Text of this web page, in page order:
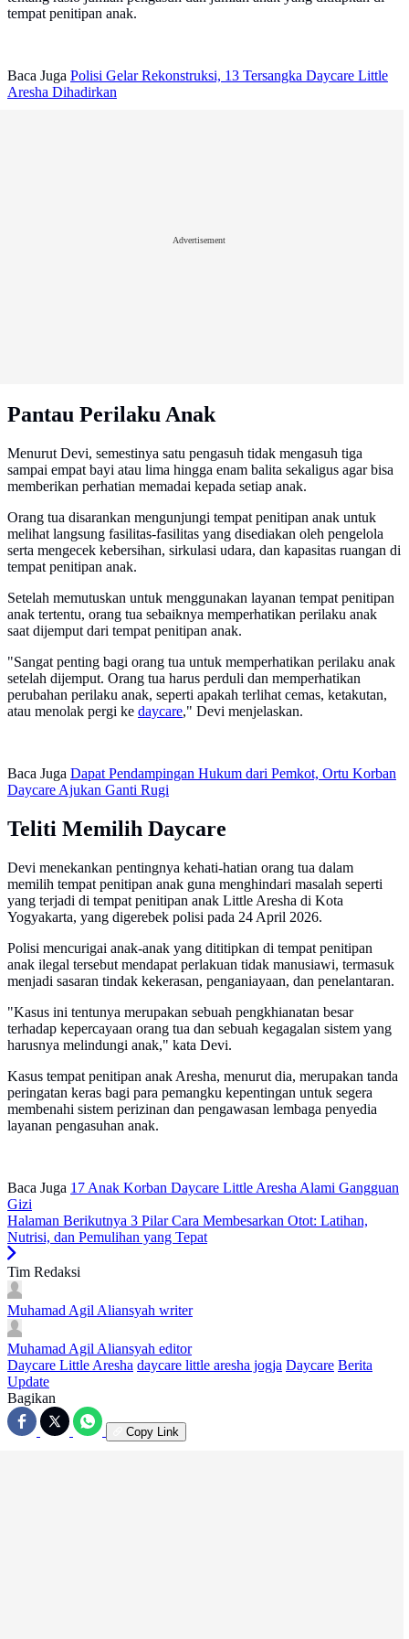
tempat penitipan anak.
Baca Juga Polisi Gelar Rekonstruksi, 13 Tersangka Daycare Little
Aresha Dihadirkan
Advertisement
Pantau Perilaku Anak
Menurut Devi, semestinya satu pengasuh tidak mengasuh tiga
sampai empat bayi atau lima hingga enam balita sekaligus agar bisa
memberikan perhatian memadai kepada setiap anak.
Orang tua disarankan mengunjungi tempat penitipan anak untuk
melihat langsung fasilitas-fasilitas yang disediakan oleh pengelola
serta mengecek kebersihan, sirkulasi udara, dan kapasitas ruangan di
tempat penitipan anak.
Setelah memutuskan untuk menggunakan layanan tempat penitipan
anak tertentu, orang tua sebaiknya memperhatikan perilaku anak
saat dijemput dari tempat penitipan anak.
"Sangat penting bagi orang tua untuk memperhatikan perilaku anak
setelah dijemput. Orang tua harus perduli dan memperhatikan
perubahan perilaku anak, seperti apakah terlihat cemas, ketakutan,
atau menolak pergi ke daycare," Devi menjelaskan.
Baca Juga Dapat Pendampingan Hukum dari Pemkot, Ortu Korban
Daycare Ajukan Ganti Rugi
Teliti Memilih Daycare
Devi menekankan pentingnya kehati-hatian orang tua dalam
memilih tempat penitipan anak guna menghindari masalah seperti
yang terjadi di tempat penitipan anak Little Aresha di Kota
Yogyakarta, yang digerebek polisi pada 24 April 2026.
Polisi mencurigai anak-anak yang dititipkan di tempat penitipan
anak ilegal tersebut mendapat perlakuan tidak manusiawi, termasuk
menjadi sasaran tindak kekerasan, penganiayaan, dan penelantaran.
"Kasus ini tentunya merupakan sebuah pengkhianatan besar
terhadap kepercayaan orang tua dan sebuah kegagalan sistem yang
harusnya melindungi anak," kata Devi.
Kasus tempat penitipan anak Aresha, menurut dia, merupakan tanda
peringatan keras bagi para pemangku kepentingan untuk segera
membenahi sistem perizinan dan pengawasan lembaga penyedia
layanan pengasuhan anak.
Baca Juga 17 Anak Korban Daycare Little Aresha Alami Gangguan
Gizi
Halaman Berikutnya 3 Pilar Cara Membesarkan Otot: Latihan,
Nutrisi, dan Pemulihan yang Tepat
Tim Redaksi
Muhamad Agil Aliansyah writer
Muhamad Agil Aliansyah editor
Daycare Little Aresha daycare little aresha jogja Daycare Berita
Update
Bagikan
Copy Link